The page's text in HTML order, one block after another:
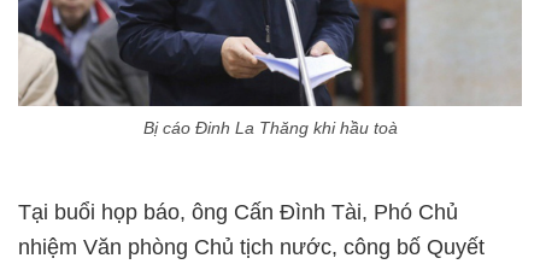
Bị cáo Đinh La Thăng khi hầu toà
Tại buổi họp báo, ông Cấn Đình Tài, Phó Chủ
nhiệm Văn phòng Chủ tịch nước, công bố Quyết